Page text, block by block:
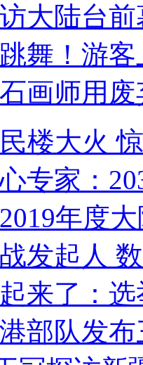
大陆台
舞！游客
画师用
民楼大火
专家：
年度
发起人
来了：
部队发